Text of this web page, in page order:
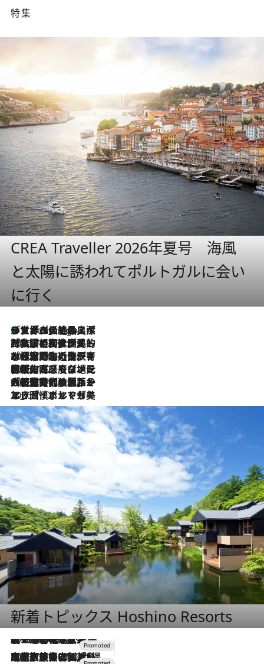
特集
CREA Traveller 2026年夏号 海風
と太陽に誘われてポルトガルに会い
に行く
5 Hours Ago
リスボンの絶品スイーツ「パステル・デ・ナタ」とは？ポルトガル伝統の奥深い世界へ
2026.7.27
「私の祖国はポルトガル語です」国民的詩人フェルナンド・ペソアと、彼が愛した文学の街を歩く
2026.7.26
ポルトガル近海が育む極上の海の幸。キリリと冷えた白ワインと愉しむ、シーフード専門店の贅沢
2026.7.22
伝統の味をモダンに昇華。高感度な地元客が集う、リスボンの最旬ガストロノミー
2026.7.21
大航海時代の栄華から、震災、独裁、そして革命へ。ポルトガル・首都リスボンの石畳に刻まれた「歴史の光と影」
2026.7.13
エッセイ・ヤマザキマリ「慎ましくも美しき国 ポルトガル」
新着トピックス Hoshino Resorts
2026.8.7
【トンボの足水浴】ヒノキの香りに包まれて涼感マックス！約13℃の湧水かけ流しを避暑地「星野温泉 トンボの湯」で体験
2026.7.31
【ホテル帰省】という選択肢をOMOが提案。家族とほどよい距離を保つには「昼は実家、夜は気兼ねなくホテルで！」